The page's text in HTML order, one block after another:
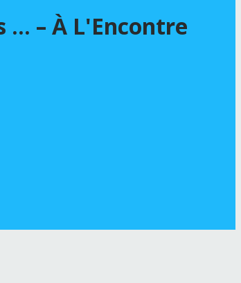
… – À L'Encontre